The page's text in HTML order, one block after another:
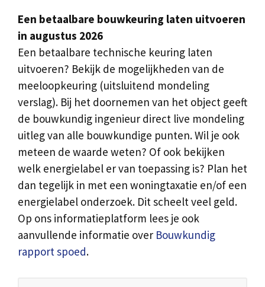
Een betaalbare bouwkeuring laten uitvoeren
in augustus 2026
Een betaalbare technische keuring laten
uitvoeren? Bekijk de mogelijkheden van de
meeloopkeuring (uitsluitend mondeling
verslag). Bij het doornemen van het object geeft
de bouwkundig ingenieur direct live mondeling
uitleg van alle bouwkundige punten. Wil je ook
meteen de waarde weten? Of ook bekijken
welk energielabel er van toepassing is? Plan het
dan tegelijk in met een woningtaxatie en/of een
energielabel onderzoek. Dit scheelt veel geld.
Op ons informatieplatform lees je ook
aanvullende informatie over Bouwkundig
rapport spoed.